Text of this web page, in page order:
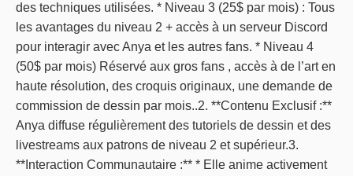
des techniques utilisées. * Niveau 3 (25$ par mois) : Tous
les avantages du niveau 2 + accès à un serveur Discord
pour interagir avec Anya et les autres fans. * Niveau 4
(50$ par mois) Réservé aux gros fans , accès à de l’art en
haute résolution, des croquis originaux, une demande de
commission de dessin par mois..2. **Contenu Exclusif :**
Anya diffuse régulièrement des tutoriels de dessin et des
livestreams aux patrons de niveau 2 et supérieur.3.
**Interaction Communautaire :** * Elle anime activement